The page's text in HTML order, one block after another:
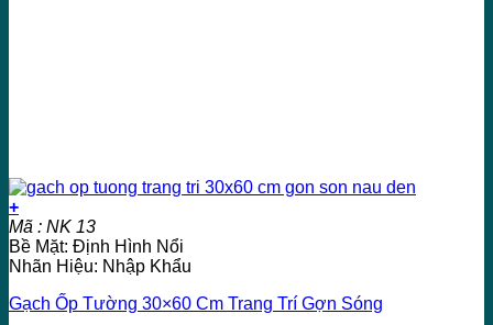
+
Mã : NK 13
Bề Mặt: Định Hình Nổi
Nhãn Hiệu: Nhập Khẩu
Gạch Ốp Tường 30×60 Cm Trang Trí Gợn Sóng